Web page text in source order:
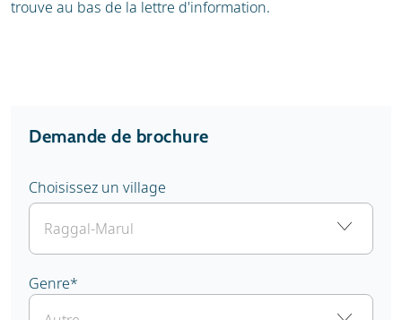
trouve au bas de la lettre d'information.
Demande de brochure
Choisissez un village
Genre*